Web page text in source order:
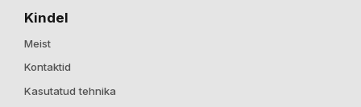
Kindel
Meist
Kontaktid
Kasutatud tehnika